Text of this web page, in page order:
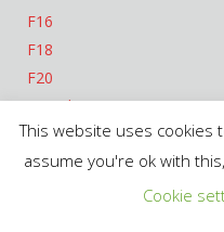
F16
F18
F20
Cameleon
Mark-3® Watson Edition
This website uses cookies
assume you're ok with
Cookie